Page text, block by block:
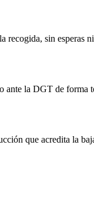
recogida, sin esperas
la DGT de forma
que acredita la